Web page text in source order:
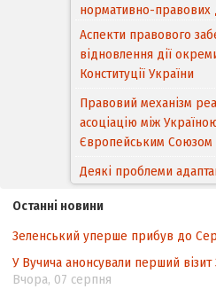
Конституції України
Правовий механізм
асоціацію між
Європейським Cоюзом
Деякі проблеми
законодавства
походження товарів
Угоди про торговельні
інтелектуальної
контексті євроінтеграції
Аналіз виборчого
невизначеності
підрахунку голосів
Останні новини
Зеленський уперше прибув до
У Вучича анонсували перший
Вчора, 07 серпня